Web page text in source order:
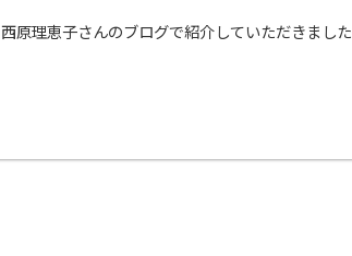
西原理恵子さんのブログで紹介していただきました